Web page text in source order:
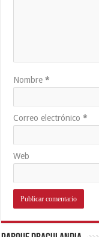
Nombre*
Correo electrónico*
Web